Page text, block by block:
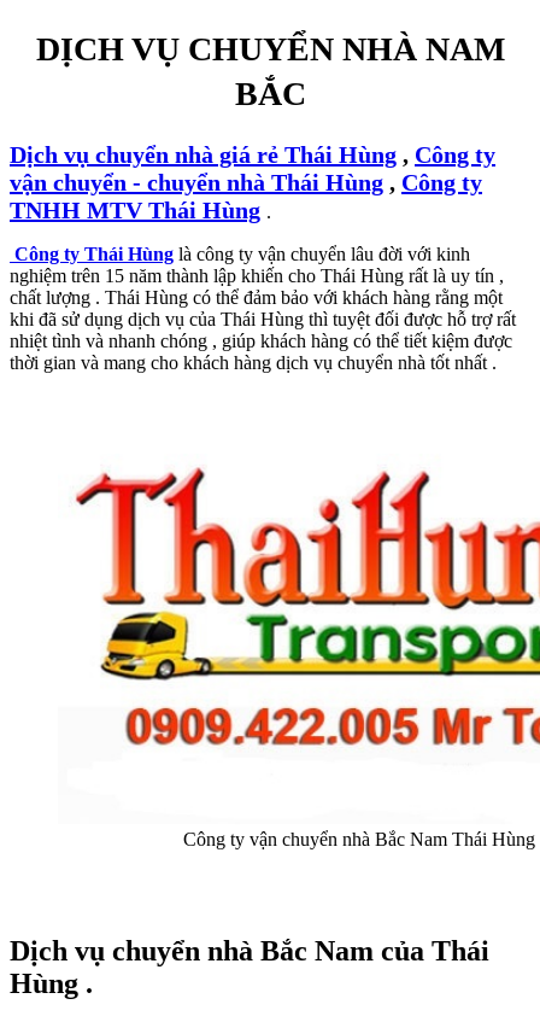
DỊCH VỤ CHUYỂN NHÀ NAM
BẮC
Dịch vụ chuyển nhà giá rẻ Thái Hùng , Công ty
vận chuyển - chuyển nhà Thái Hùng , Công ty
TNHH MTV Thái Hùng .
Công ty Thái Hùng là công ty vận chuyển lâu đời với kinh
nghiệm trên 15 năm thành lập khiến cho Thái Hùng rất là uy tín ,
chất lượng . Thái Hùng có thể đảm bảo với khách hàng rằng một
khi đã sử dụng dịch vụ của Thái Hùng thì tuyệt đối được hỗ trợ rất
nhiệt tình và nhanh chóng , giúp khách hàng có thể tiết kiệm được
thời gian và mang cho khách hàng dịch vụ chuyển nhà tốt nhất .
Công ty vận chuyển nhà Bắc Nam Thái Hùng
Dịch vụ chuyển nhà Bắc Nam của Thái
Hùng .